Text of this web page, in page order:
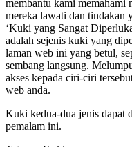
membantu kami memahami
mereka lawati dan tindakan
‘Kuki yang Sangat
adalah sejenis kuki yang
laman web ini yang betul,
sembang langsung.
akses kepada ciri-ciri
web anda.
Kuki kedua-dua jenis dapat
pemalam ini.